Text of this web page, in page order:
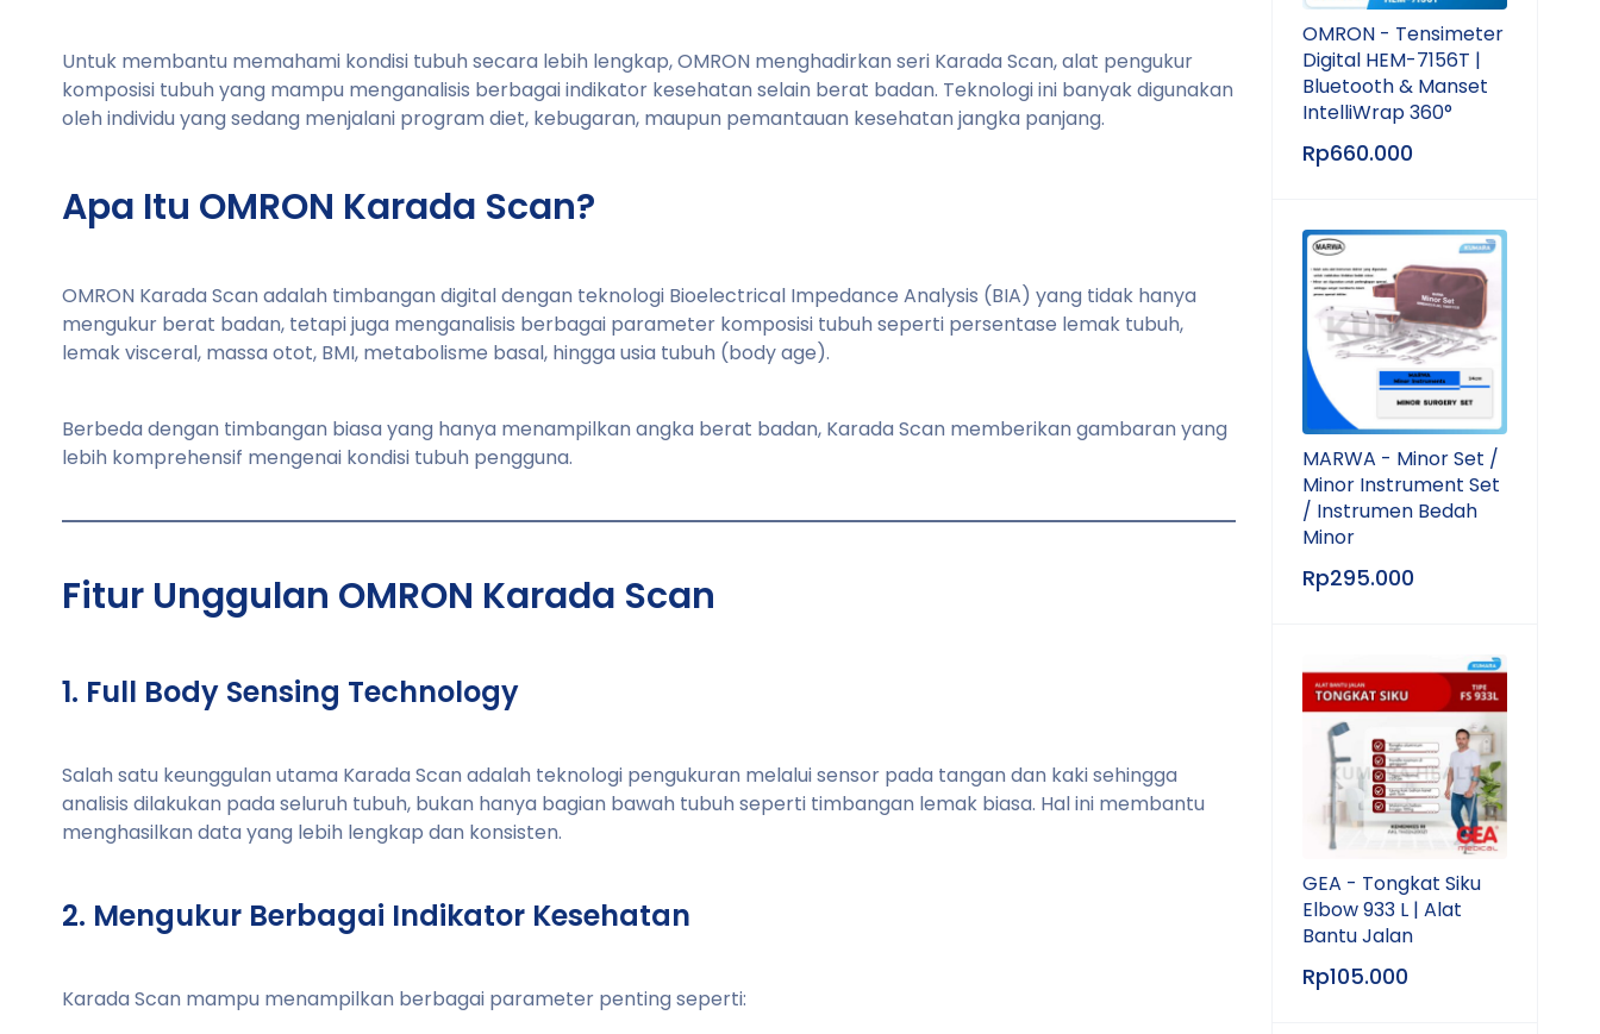
Untuk membantu memahami kondisi tubuh secara lebih lengkap, OMRON menghadirkan seri Karada Scan, alat pengukur
komposisi tubuh yang mampu menganalisis berbagai indikator kesehatan selain berat badan. Teknologi ini banyak digunakan
oleh individu yang sedang menjalani program diet, kebugaran, maupun pemantauan kesehatan jangka panjang.
Apa Itu OMRON Karada Scan?
OMRON Karada Scan adalah timbangan digital dengan teknologi Bioelectrical Impedance Analysis (BIA) yang tidak hanya
mengukur berat badan, tetapi juga menganalisis berbagai parameter komposisi tubuh seperti persentase lemak tubuh,
lemak visceral, massa otot, BMI, metabolisme basal, hingga usia tubuh (body age).
Berbeda dengan timbangan biasa yang hanya menampilkan angka berat badan, Karada Scan memberikan gambaran yang
lebih komprehensif mengenai kondisi tubuh pengguna.
Fitur Unggulan OMRON Karada Scan
1. Full Body Sensing Technology
Salah satu keunggulan utama Karada Scan adalah teknologi pengukuran melalui sensor pada tangan dan kaki sehingga
analisis dilakukan pada seluruh tubuh, bukan hanya bagian bawah tubuh seperti timbangan lemak biasa. Hal ini membantu
menghasilkan data yang lebih lengkap dan konsisten.
2. Mengukur Berbagai Indikator Kesehatan
Karada Scan mampu menampilkan berbagai parameter penting seperti:
OMRON - Tensimeter
Digital HEM-7156T |
Bluetooth & Manset
IntelliWrap 360°
Rp660.000
MARWA - Minor Set /
Minor Instrument Set
/ Instrumen Bedah
Minor
Rp295.000
GEA - Tongkat Siku
Elbow 933 L | Alat
Bantu Jalan
Rp105.000